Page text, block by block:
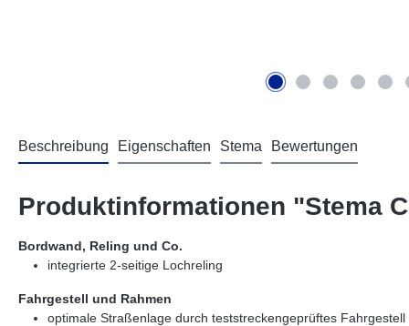
Beschreibung Eigenschaften Stema Bewertungen
Produktinformationen "Stema
Bordwand, Reling und Co.
integrierte 2-seitige Lochreling
Fahrgestell und Rahmen
optimale Straßenlage durch teststreckengeprüftes